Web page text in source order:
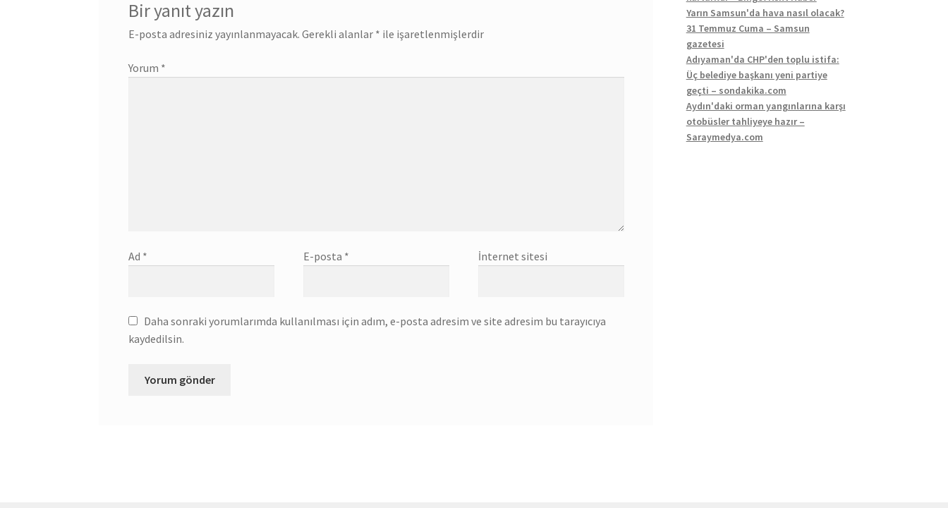
Bir yanıt yazın
E-posta adresiniz yayınlanmayacak. Gerekli alanlar * ile işaretlenmişlerdir
Yorum *
Ad * E-posta * İnternet sitesi
Daha sonraki yorumlarımda kullanılması için adım, e-posta adresim ve site adresim bu tarayıcıya
kaydedilsin.
Yarın Samsun'da hava nasıl olacak?
31 Temmuz Cuma – Samsun
gazetesi
Adıyaman'da CHP'den toplu istifa:
Üç belediye başkanı yeni partiye
geçti – sondakika.com
Aydın'daki orman yangınlarına karşı
otobüsler tahliyeye hazır –
Saraymedya.com